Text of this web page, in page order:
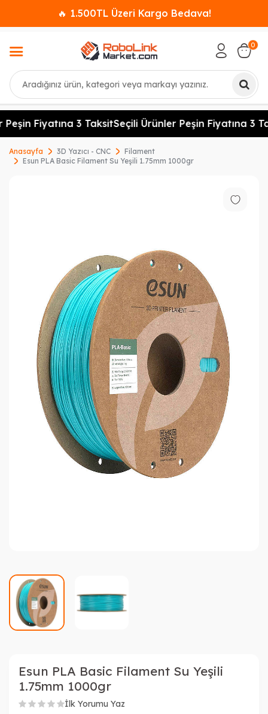
🔥 1.500TL Üzeri Kargo Bedava!
Ara
0
Fiyatına 3 TaksitSeçili Ürünler Peşin Fiyatına 3
Anasayfa 3D Yazıcı - CNC
Filament
Esun PLA Basic Filament Su Yeşili 1.75mm 1000gr
Esun PLA Basic Filament Su Yeşili
1.75mm 1000gr
İlk Yorumu Yaz